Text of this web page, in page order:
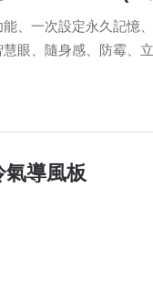
、一次設定永久記憶
眼、隨身感、防霉、
氣導風板